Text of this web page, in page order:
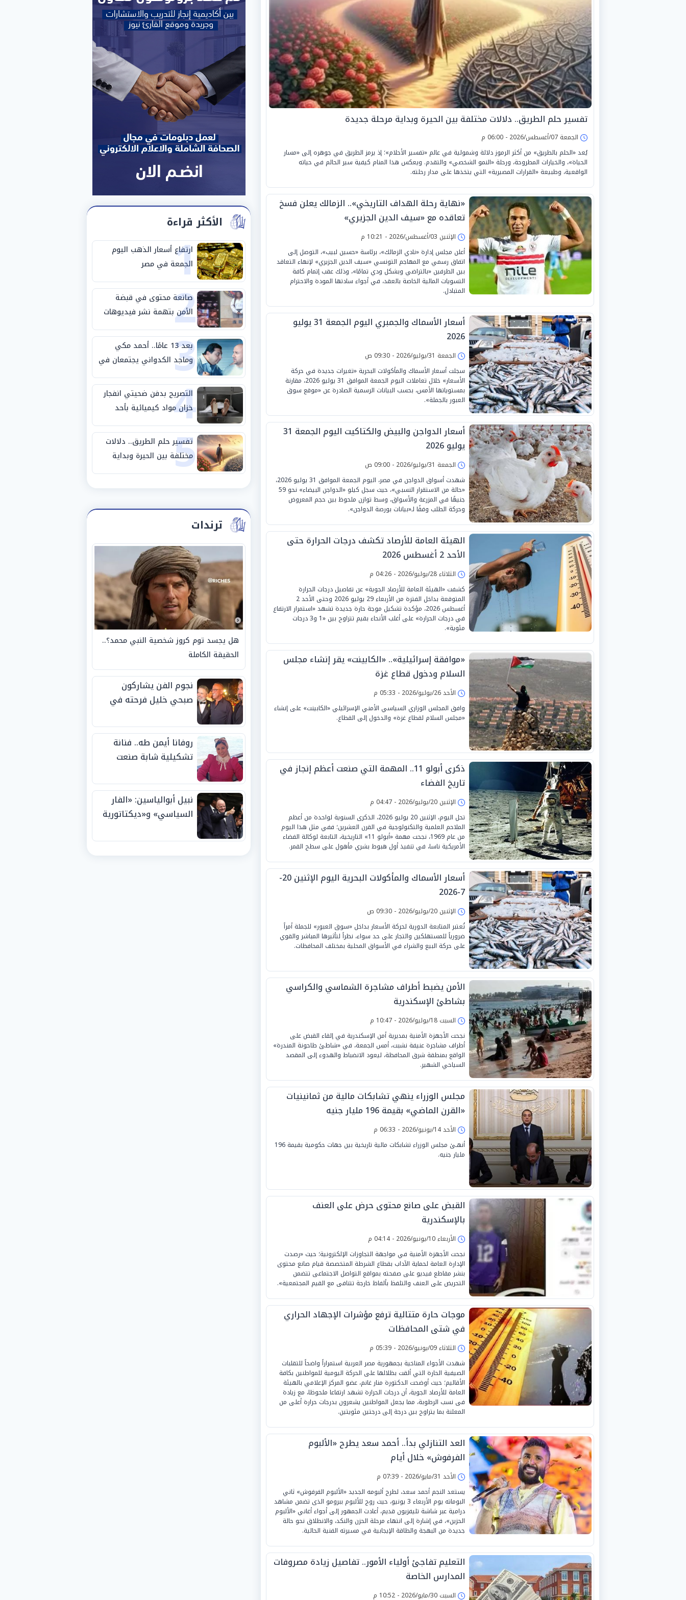
تفسير حلم الطريق.. دلالات مختلفة بين الحيرة وبداية مرحلة جديدة
الجمعة 07/أغسطس/2026 - 06:00 م
يُعد «الحلم بالطريق» من أكثر الرموز دلالة وشمولية في عالم «تفسير الأحلام»؛ إذ يرمز الطريق في جوهره إلى «مسار
الحياة»، والخيارات المطروحة، ورحلة «النمو الشخصي» والتقدم. ويعكس هذا المنام كيفية سير الحالم في حياته
الواقعية، وطبيعة «القرارات المصيرية» التي يتخذها على مدار رحلته.
«نهاية رحلة الهداف التاريخي».. الزمالك يعلن فسخ
تعاقده مع «سيف الدين الجزيري»
الإثنين 03/أغسطس/2026 - 10:21 م
أعلن مجلس إدارة «نادي الزمالك»، برئاسة «حسين لبيب»، التوصل إلى
اتفاق رسمي مع المهاجم التونسي «سيف الدين الجزيري» لإنهاء التعاقد
بين الطرفين «بالتراضي وبشكل ودي تمامًا»، وذلك عقب إتمام كافة
التسويات المالية الخاصة بالعقد، في أجواء سادتها المودة والاحترام
المتبادل.
أسعار الأسماك والجمبري اليوم الجمعة 31 يوليو
2026
الجمعة 31/يوليو/2026 - 09:30 ص
سجلت أسعار الأسماك والمأكولات البحرية «تغيرات جديدة في حركة
الأسعار» خلال تعاملات اليوم الجمعة الموافق 31 يوليو 2026، مقارنة
بمستوياتها الأمس، بحسب البيانات الرسمية الصادرة عن «موقع سوق
العبور بالجملة».
أسعار الدواجن والبيض والكتاكيت اليوم الجمعة 31
يوليو 2026
الجمعة 31/يوليو/2026 - 09:00 ص
شهدت أسواق الدواجن في مصر، اليوم الجمعة الموافق 31 يوليو 2026،
«حالة من الاستقرار النسبي»، حيث سجل كيلو «الدواجن البيضاء» نحو 59
جنيهًا في المزرعة والأسواق، وسط توازن ملحوظ بين حجم المعروض
وحركة الطلب وفقًا لـ«بيانات بورصة الدواجن».
الهيئة العامة للأرصاد تكشف درجات الحرارة حتى
الأحد 2 أغسطس 2026
الثلاثاء 28/يوليو/2026 - 04:26 م
كشفت «الهيئة العامة للأرصاد الجوية» عن تفاصيل درجات الحرارة
المتوقعة بداخل الفترة من الأربعاء 29 يوليو 2026 وحتى الأحد 2
أغسطس 2026، مؤكدة تشكيل موجة حارة جديدة تشهد «استمرار الارتفاع
في درجات الحرارة» على أغلب الأنحاء بقيم تتراوح بين «1 و3 درجات
مئوية».
«موافقة إسرائيلية».. «الكابينت» يقر إنشاء مجلس
السلام ودخول قطاع غزة
الأحد 26/يوليو/2026 - 05:33 م
وافق المجلس الوزاري السياسي الأمني الإسرائيلي «الكابينت» على إنشاء
«مجلس السلام لقطاع غزة» والدخول إلى القطاع.
ذكرى أبولو 11.. المهمة التي صنعت أعظم إنجاز في
تاريخ الفضاء
الإثنين 20/يوليو/2026 - 04:47 م
تحل اليوم، الإثنين 20 يوليو 2026، الذكرى السنوية لواحدة من أعظم
الملاحم العلمية والتكنولوجية في القرن العشرين؛ ففي مثل هذا اليوم
من عام 1969، نجحت مهمة «أبولو 11» التاريخية، التابعة لوكالة الفضاء
الأمريكية ناسا، في تنفيذ أول هبوط بشري مأهول على سطح القمر.
أسعار الأسماك والمأكولات البحرية اليوم الإثنين 20-
7-2026
الإثنين 20/يوليو/2026 - 09:30 ص
تُعتبر المتابعة الدورية لحركة الأسعار بداخل «سوق العبور» للجملة أمراً
ضرورياً للمستهلكين والتجار على حد سواء، نظراً لتأثيرها المباشر والقوي
على حركة البيع والشراء في الأسواق المحلية بمختلف المحافظات.
الأمن يضبط أطراف مشاجرة الشماسي والكراسي
بشاطئ الإسكندرية
السبت 18/يوليو/2026 - 10:47 م
نجحت الأجهزة الأمنية بمديرية أمن الإسكندرية في إلقاء القبض على
أطراف مشاجرة عنيفة نشبت، أمس الجمعة، في «شاطئ طاحونة المندرة»
الواقع بمنطقة شرق المحافظة، ليعود الانضباط والهدوء إلى المقصد
السياحي الشهير.
مجلس الوزراء ينهي تشابكات مالية من ثمانينيات
«القرن الماضي» بقيمة 196 مليار جنيه
الأحد 14/يونيو/2026 - 06:33 م
أنهـىٰ مجلس الوزراء تشابكات مالية تاريخية بين جهات حكومية بقيمة 196
مليار جنيه.
القبض على صانع محتوى حرض على العنف
بالإسكندرية
الأربعاء 10/يونيو/2026 - 04:14 م
نجحت الأجهزة الأمنية في مواجهة التجاوزات الإلكترونية؛ حيث «رصدت
الإدارة العامة لحماية الآداب بقطاع الشرطة المتخصصة قيام صانع محتوى
بنشر مقاطع فيديو على صفحته بمواقع التواصل الاجتماعى تتضمن
التحريض على العنف والتلفظ بألفاظ خارجة تتنافى مع القيم المجتمعية».
موجات حارة متتالية ترفع مؤشرات الإجهاد الحراري
في شتى المحافظات
الثلاثاء 09/يونيو/2026 - 05:39 م
شهدت الأجواء المناخية بجمهورية مصر العربية استمراراً واضحاً للتقلبات
الصيفية الحارة التي ألقت بظلالها على الحركة اليومية للمواطنين بكافة
الأقاليم؛ حيث أوضحت الدكتورة منار غانم، عضو المركز الإعلامي بالهيئة
العامة للأرصاد الجوية، أن درجات الحرارة تشهد ارتفاعا ملحوظا، مع زيادة
فى نسب الرطوبة، مما يجعل المواطنين يشعرون بدرجات حرارة أعلى من
المعلنة بما يتراوح بين درجة إلى درجتين مئويتين.
العد التنازلي بدأ.. أحمد سعد يطرح «الألبوم
الفرفوش» خلال أيام
الأحد 31/مايو/2026 - 07:39 م
يستعد النجم أحمد سعد، لطرح ألبومه الجديد «الألبوم الفرفوش» ثاني
البوماته يوم الأربعاء 3 يونيو، حيث روج للألبوم ببرومو الذى تضمن مشاهد
درامية عبر شاشة تليفزيون قديم، أعادت الجمهور إلى أجواء أغاني «الألبوم
الحزين»، في إشارة إلى انتهاء مرحلة الحزن والنكد، والانطلاق نحو حالة
جديدة من البهجة والطاقة الإيجابية في مسيرته الفنية الحالية.
التعليم تفاجئ أولياء الأمور.. تفاصيل زيادة مصروفات
المدارس الخاصة
السبت 30/مايو/2026 - 10:52 م
الأكثر قراءة
1
ارتفاع أسعار الذهب اليوم
الجمعة في مصر
2
صانعة محتوى في قبضة
الأمن بتهمة نشر فيديوهات
خادشة للحياء
3 بعد 13 عامًا.. أحمد مكي
وماجد الكدواني يجتمعان في
«فرصة سعيدة»
4
التصريح بدفن ضحيتي انفجار
خزان مواد كيميائية بأحد
مصانع الفيوم
5
تفسير حلم الطريق.. دلالات
مختلفة بين الحيرة وبداية
مرحلة جديدة
ترندات
هل يجسد توم كروز شخصية النبي محمد؟..
الحقيقة الكاملة
نجوم الفن يشاركون
صبحي خليل فرحته في
روفانا أيمن طه.. فنانة
تشكيلية شابة صنعت
الجوائز منذ الصغر
نبيل أبوالياسين: «الفار
السياسي» و«ديكتاتورية
الفيفا».. وإقالة